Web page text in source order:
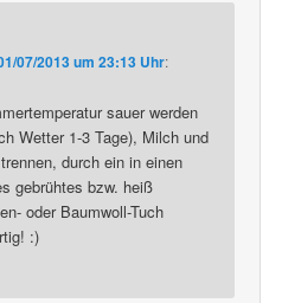
07/2013 um 23:13 Uhr:
sauer werden
Wetter 1-3 Tage), Milch und
durch ein in einen
gebrühtes bzw. heiß
oder Baumwoll-Tuch
:)